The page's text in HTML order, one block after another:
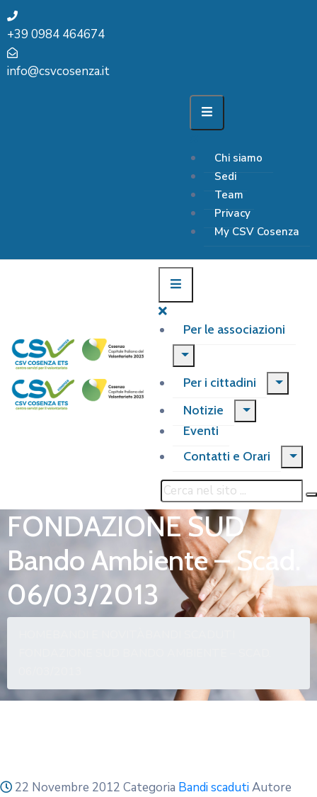
+39 0984 464674
info@csvcosenza.it
Chi siamo
Sedi
Team
Privacy
My CSV Cosenza
Per le associazioni
Per i cittadini
Notizie
Eventi
Contatti e Orari
FONDAZIONE SUD
Bando Ambiente – Scad.
06/03/2013
22 Novembre 2012 Categoria Bandi scadutiAutore